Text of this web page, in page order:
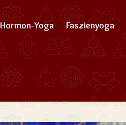
Hormon-Yoga Faszienyoga